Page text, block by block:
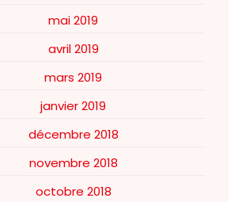
mai 2019
avril 2019
mars 2019
janvier 2019
décembre 2018
novembre 2018
octobre 2018